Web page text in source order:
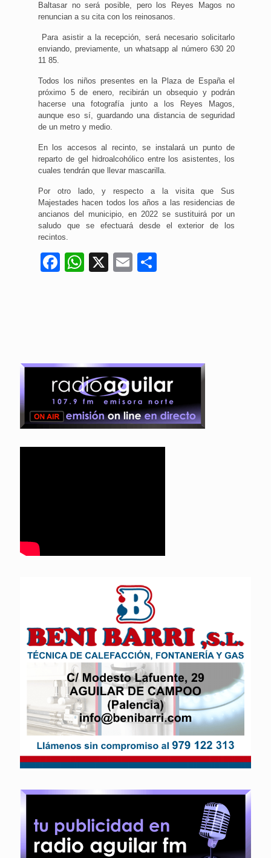
Baltasar no será posible, pero los Reyes Magos no
renuncian a su cita con los reinosanos.
Para asistir a la recepción, será necesario solicitarlo
enviando, previamente, un whatsapp al número 630 20
11 85.
Todos los niños presentes en la Plaza de España el
próximo 5 de enero, recibirán un obsequio y podrán
hacerse una fotografía junto a los Reyes Magos,
aunque eso sí, guardando una distancia de seguridad
de un metro y medio.
En los accesos al recinto, se instalará un punto de
reparto de gel hidroalcohólico entre los asistentes, los
cuales tendrán que llevar mascarilla.
Por otro lado, y respecto a la visita que Sus
Majestades hacen todos los años a las residencias de
ancianos del municipio, en 2022 se sustituirá por un
saludo que se efectuará desde el exterior de los
recintos.
Facebook
WhatsApp
X Email